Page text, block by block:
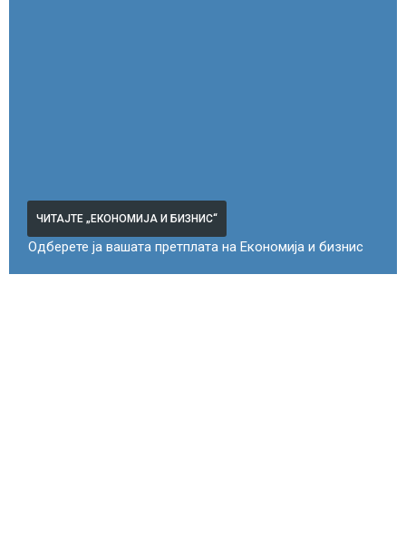
ЧИТАЈТЕ „ЕКОНОМИЈА И БИЗНИС“
Одберете ја вашата претплата на Економија и бизнис